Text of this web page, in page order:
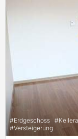
#Erdgeschoss #
#Versteigerung